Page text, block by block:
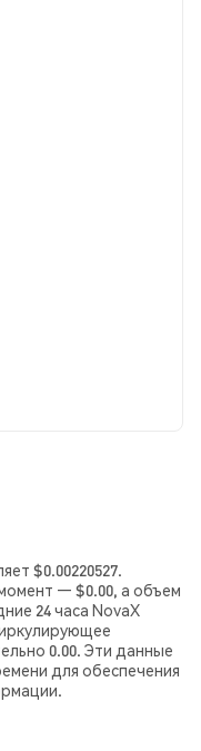
$0.00220527.
— $0.00, а объем
24 часа NovaX
0.00. Эти данные
для обеспечения